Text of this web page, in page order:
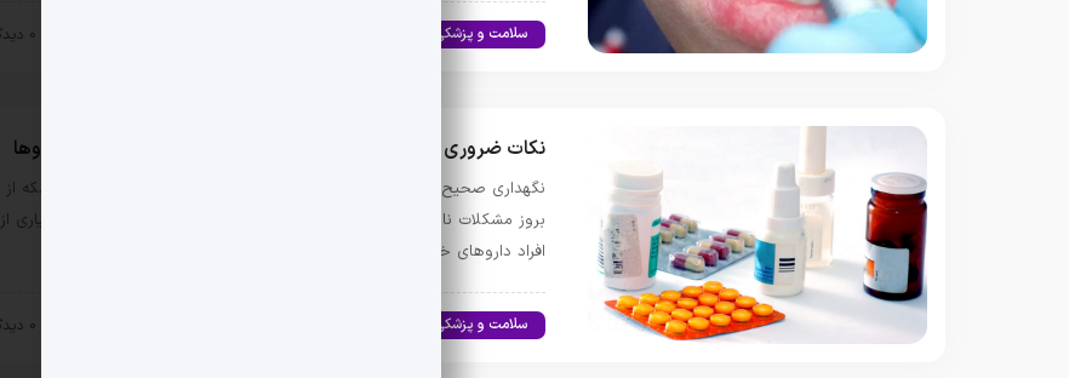
سلامت و پزشکی 0 دیدگاه
نکات ضروری برای نگهداری دارو در خانه: حفظ کیفیت و ایمنی داروها
نگهداری صحیح دارو در خانه نه تنها به حفظ اثر بخشی آن‌ها کمک می‌کند بلکه از
بروز مشکلات ناشی از مصرف داروهای خراب یا غیرمؤثر جلوگیری می‌کند. بسیاری از
افراد داروهای خود …
سلامت و پزشکی 0 دیدگاه